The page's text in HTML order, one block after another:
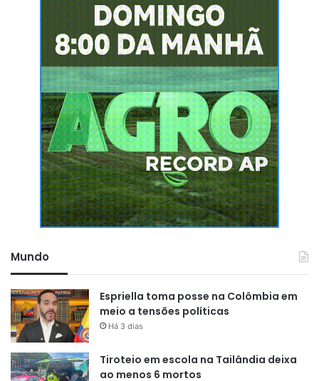
Mundo
Espriella toma posse na Colômbia em
meio a tensões políticas
Há 3 dias
Tiroteio em escola na Tailândia deixa
ao menos 6 mortos